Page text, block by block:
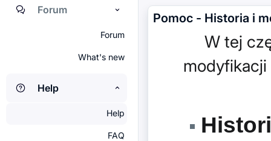
Forum
Forum
What's new
Help
Help
FAQ
Pomoc - Historia i
W tej
modyfikacji